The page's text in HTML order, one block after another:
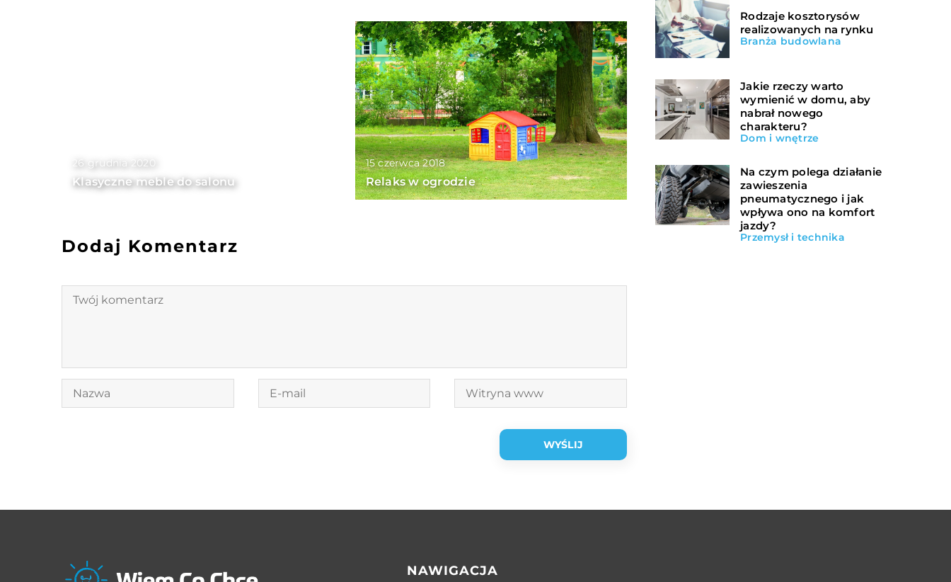
26 grudnia 2020
Klasyczne meble do salonu
15 czerwca 2018
Relaks w ogrodzie
Dodaj Komentarz
Rodzaje kosztorysów
realizowanych na rynku
Branża budowlana
Jakie rzeczy warto
wymienić w domu, aby
nabrał nowego
charakteru?
Dom i wnętrze
Na czym polega działanie
zawieszenia
pneumatycznego i jak
wpływa ono na komfort
jazdy?
Przemysł i technika
NAWIGACJA